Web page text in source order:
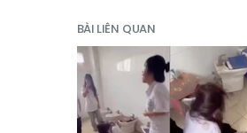
BÀI LIÊN QUAN